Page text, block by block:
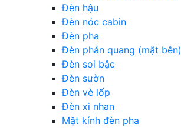
Đèn hậu
Đèn nóc cabin
Đèn pha
Đèn phản quang (mặt bên)
Đèn soi bậc
Đèn sườn
Đèn vè lốp
Đèn xi nhan
Mặt kính đèn pha